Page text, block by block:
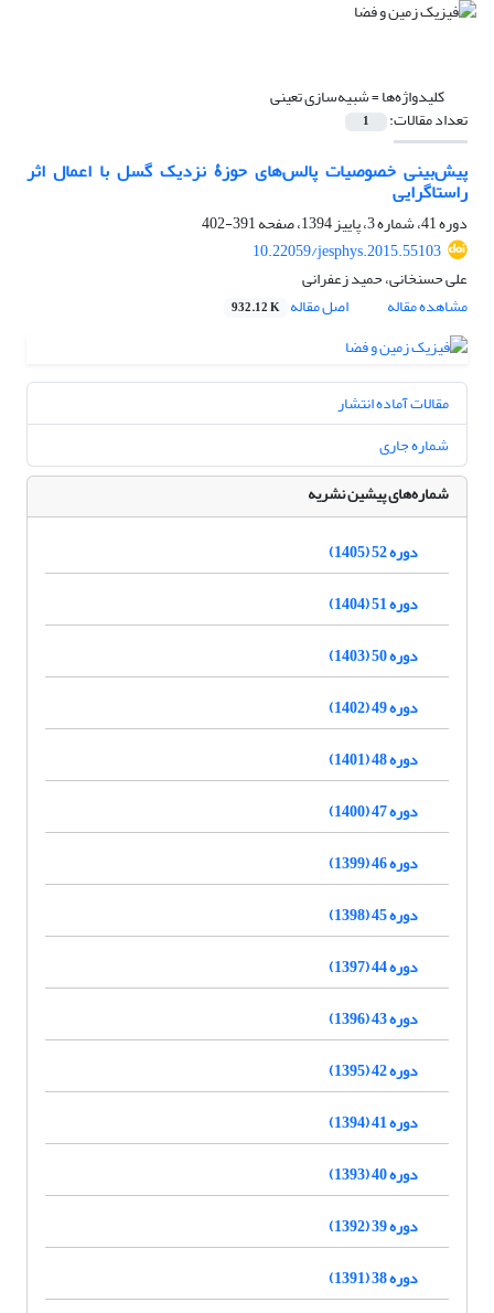
کلیدواژه‌ها =شبیه‌سازی تعینی
تعداد مقالات: 1
پیش‌بینی خصوصیات پالس‌های حوزۀ نزدیک گسل با اعمال اثر
راستاگرایی
دوره 41، شماره 3، پاییز 1394، صفحه
391-402
10.22059/jesphys.2015.55103
علی حسنخانی، حمید زعفرانی
مشاهده مقاله
اصل مقاله 932.12 K
مقالات آماده انتشار
شماره جاری
شماره‌های پیشین نشریه
دوره 52 (1405)
دوره 51 (1404)
دوره 50 (1403)
دوره 49 (1402)
دوره 48 (1401)
دوره 47 (1400)
دوره 46 (1399)
دوره 45 (1398)
دوره 44 (1397)
دوره 43 (1396)
دوره 42 (1395)
دوره 41 (1394)
دوره 40 (1393)
دوره 39 (1392)
دوره 38 (1391)